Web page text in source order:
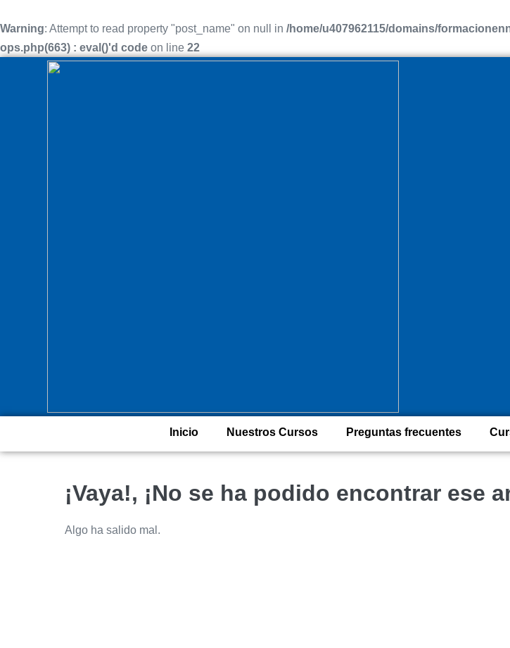
Warning: Attempt to read property "post_name" on null in /home/u407962115/domains/
ops.php(663) : eval()'d code on line 22
Inicio Nuestros Cursos Preguntas frecuentes
¡Vaya!, ¡No se ha podido encontrar ese
Algo ha salido mal.